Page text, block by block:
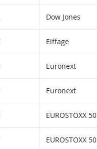
Dow Jones
Eiffage
Euronext
Euronext
EUROSTOXX 50
EUROSTOXX 50